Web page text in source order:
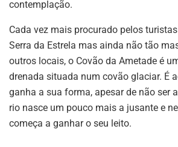
contemplação.
Cada vez mais procurado pelos
Serra da Estrela mas ainda não tão
outros locais, o Covão da Ametade é
drenada situada num covão glaciar. É
ganha a sua forma, apesar de não ser
rio nasce um pouco mais a jusante e
começa a ganhar o seu leito.